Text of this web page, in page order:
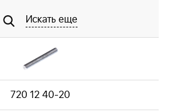
Искать еще
720 12 40-20